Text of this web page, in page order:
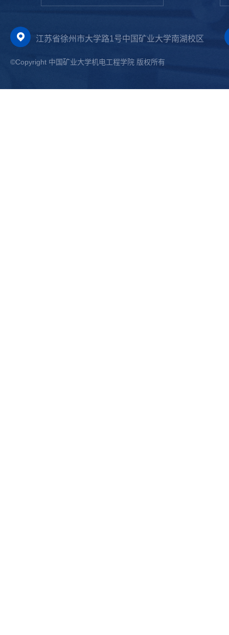
江苏省徐州市大学路1号中国矿业大学南湖校区
©Copyright 中国矿业大学机电工程学院 版权所有